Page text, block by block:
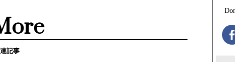
記事